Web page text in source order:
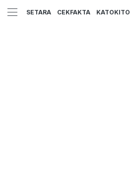
SETARA CEKFAKTA KATOKITO